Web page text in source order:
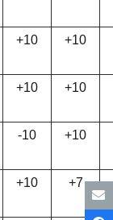
+10 +10
+10 +10
-10 +10
+10 +7